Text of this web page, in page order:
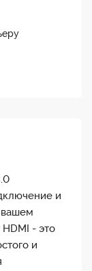
и
вашем
- это
и